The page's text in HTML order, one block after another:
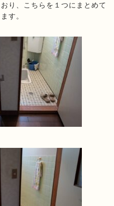
り、こちらを１つにまとめて
す。